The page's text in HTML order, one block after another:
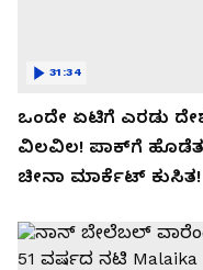
ಒಂದೇ ಏಟಿಗೆ ಎರಡು
ವಿಲವಿಲ! ಪಾಕ್​​ಗೆ
ಚೀನಾ ಮಾರ್ಕೆಟ್​ ಕುಸಿತ!
31:34